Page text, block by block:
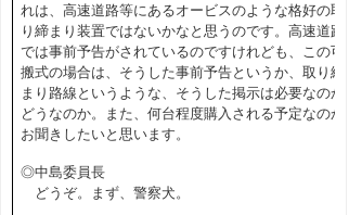
れは、高速道路等にあるオービスのような格好の取
り締まり装置ではないかなと思うのです。高速道路
では事前予告がされているのですけれども、この可
搬式の場合は、そうした事前予告というか、取り締
まり路線というような、そうした掲示は必要なのか
どうなのか。また、何台程度購入される予定なのか
お聞きしたいと思います。
◎中島委員長
どうぞ。まず、警察犬。